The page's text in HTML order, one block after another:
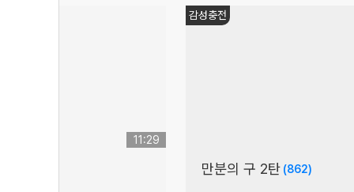
11:29
감성충전
만분의 구 2탄 (862)